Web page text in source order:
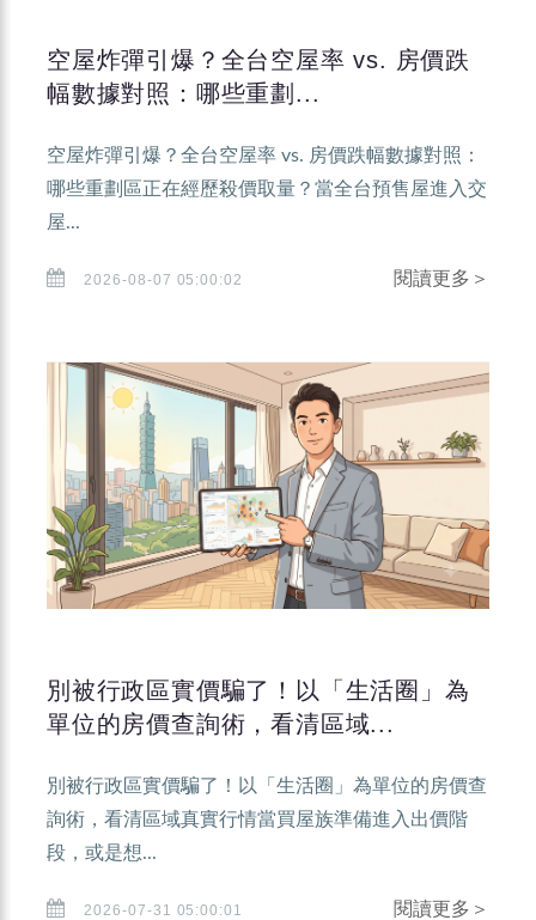
空屋炸彈引爆？全台空屋率 vs. 房價跌
幅數據對照：哪些重劃...
空屋炸彈引爆？全台空屋率 vs. 房價跌幅數據對照：
哪些重劃區正在經歷殺價取量？當全台預售屋進入交
屋...
2026-08-07 05:00:02 閱讀更多＞
別被行政區實價騙了！以「生活圈」為
單位的房價查詢術，看清區域...
別被行政區實價騙了！以「生活圈」為單位的房價查
詢術，看清區域真實行情當買屋族準備進入出價階
段，或是想...
2026-07-31 05:00:01 閱讀更多＞